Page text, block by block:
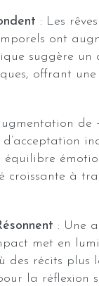
: Les
ont
suggère un
offrant
de
croissante à
: Une
met en
des récits plus
la réflexion